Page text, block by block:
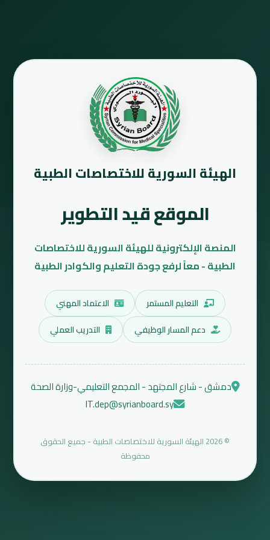
الهيئة السورية للاختصاصات الطبية
الموقع قيد التطوير
المنصة الإلكترونية للهيئة السورية للاختصاصات
الطبية - معاً لرفع جودة التعليم والكوادر الطبية
التعليم المستمر
الاعتماد المهني
دعم المسار الوظيفي
التدريب العملي
دمشق - شارع المجتهد - المجمع التعليمي-وزارة الصحة
IT.dep@syrianboard.sy
© 2026 الهيئة السورية للاختصاصات الطبية - جميع الحقوق
محفوظة